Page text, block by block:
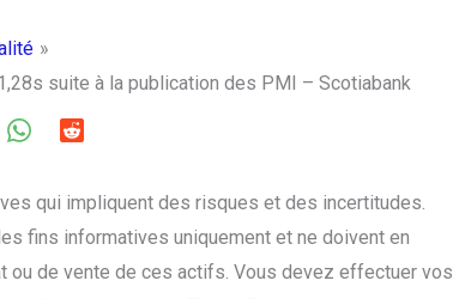
suite à la publication des PMI – Scotiabank
qui impliquent des risques et des incertitudes.
fins informatives uniquement et ne doivent en
ou de vente de ces actifs. Vous devez effectuer vos